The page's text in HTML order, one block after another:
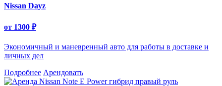
Nissan Dayz
от 1300 ₽
Экономичный и маневренный авто для работы в доставке и
личных дел
Подробнее Арендовать